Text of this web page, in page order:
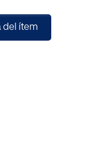
del ítem